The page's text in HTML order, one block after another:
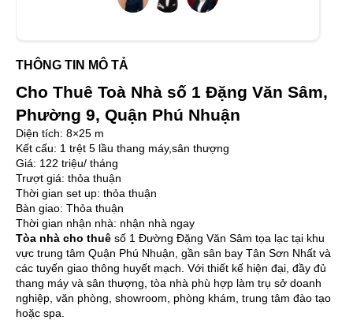
THÔNG TIN MÔ TẢ
Cho Thuê Toà Nhà số 1 Đặng Văn Sâm,
Phường 9, Quận Phú Nhuận
Diện tích: 8×25 m
Kết cấu: 1 trệt 5 lầu thang máy,sân thượng
Giá: 122 triệu/ tháng
Trượt giá: thỏa thuận
Thời gian set up: thỏa thuận
Bàn giao: Thỏa thuận
Thời gian nhận nhà: nhận nhà ngay
Tòa nhà cho thuê số 1 Đường Đặng Văn Sâm tọa lạc tại khu
vực trung tâm Quận Phú Nhuận, gần sân bay Tân Sơn Nhất và
các tuyến giao thông huyết mạch. Với thiết kế hiện đại, đầy đủ
thang máy và sân thượng, tòa nhà phù hợp làm trụ sở doanh
nghiệp, văn phòng, showroom, phòng khám, trung tâm đào tạo
hoặc spa.